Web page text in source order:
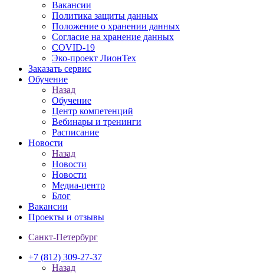
Вакансии
Политика защиты данных
Положение о хранении данных
Согласие на хранение данных
COVID-19
Эко-проект ЛионТех
Заказать сервис
Обучение
Назад
Обучение
Центр компетенций
Вебинары и тренинги
Расписание
Новости
Назад
Новости
Новости
Медиа-центр
Блог
Вакансии
Проекты и отзывы
Санкт-Петербург
+7 (812) 309-27-37
Назад